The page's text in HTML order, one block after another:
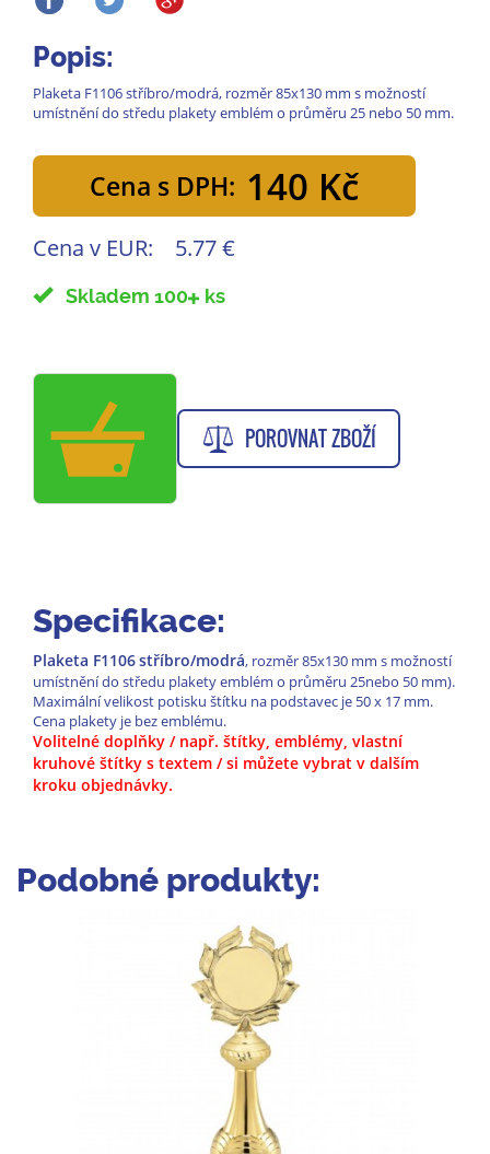
Popis:
Plaketa F1106 stříbro/modrá, rozměr 85x130 mm s možností
umístnění do středu plakety emblém o průměru 25 nebo 50 mm.
Cena s DPH: 140 Kč
Cena v EUR: 5.77 €
Skladem 100 ks
POROVNAT ZBOŽÍ
Specifikace:
Plaketa F1106stříbro/modrá, rozměr 85x130 mm s možností
umístnění do středu plakety emblém o průměru 25nebo 50 mm).
Maximální velikost potisku štítku na podstavec je 50 x 17 mm.
Cena plakety je bez emblému.
Volitelné doplňky / např. štítky, emblémy, vlastní
kruhové štítky s textem / si můžete vybrat v dalším
kroku objednávky.
Podobné produkty: